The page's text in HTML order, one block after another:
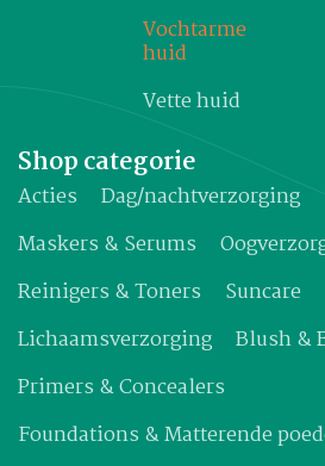
Vochtarme
huid
Vette huid
Shop categorie
Acties
Dag/nachtverzorging
Maskers & Serums
Reinigers & Toners
Suncare
Lichaamsverzorging
Blush &
Primers & Concealers
Foundations & Matterende